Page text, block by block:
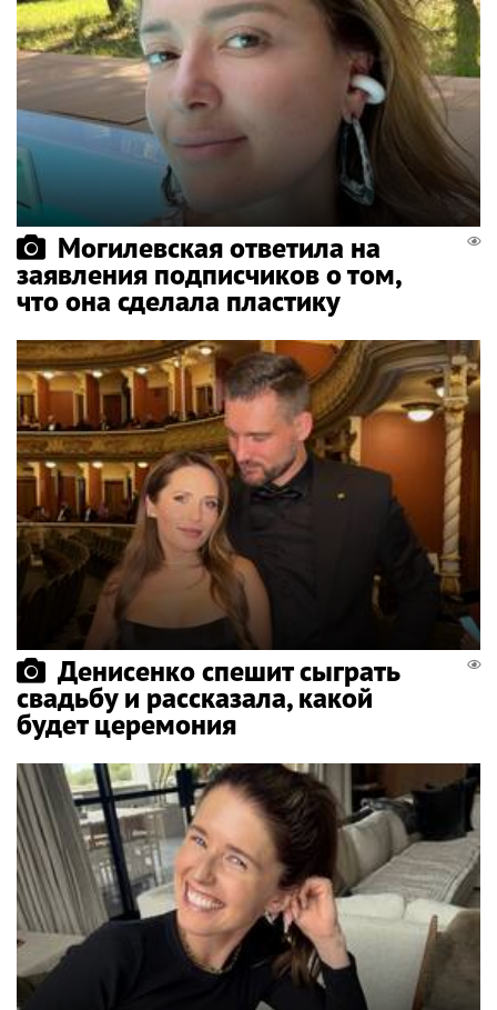
Могилевская ответила на
заявления подписчиков о том,
что она сделала пластику
Денисенко спешит сыграть
свадьбу и рассказала, какой
будет церемония